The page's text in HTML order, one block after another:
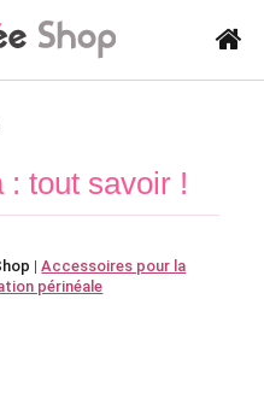
: tout savoir !
|Accessoires pour la
périnéale